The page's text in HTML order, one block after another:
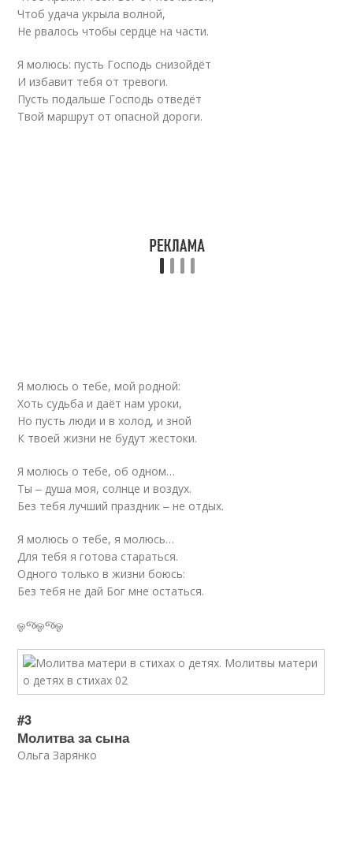
Чтоб удача укрыла волной,
Не рвалось чтобы сердце на части.
Я молюсь: пусть Господь снизойдёт
И избавит тебя от тревоги.
Пусть подальше Господь отведёт
Твой маршрут от опасной дороги.
Я молюсь о тебе, мой родной:
Хоть судьба и даёт нам уроки,
Но пусть люди и в холод, и зной
К твоей жизни не будут жестоки.
Я молюсь о тебе, об одном…
Ты ‒ душа моя, солнце и воздух.
Без тебя лучший праздник ‒ не отдых.
Я молюсь о тебе, я молюсь…
Для тебя я готова стараться.
Одного только в жизни боюсь:
Без тебя не дай Бог мне остаться.
ஓજஓજஓ
#3
Молитва за сына
Ольга Зарянко